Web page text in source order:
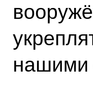
нашими